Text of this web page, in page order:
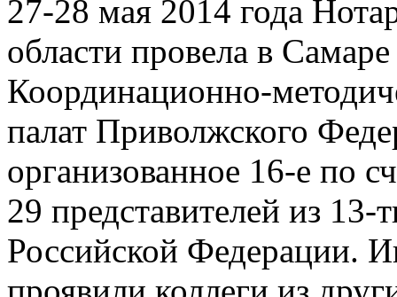
27-28 мая 2014 года
области провела в
Координационно-
палат Приволжского
организованное 16-е по
29 представителей из 13-
Российской Федерации.